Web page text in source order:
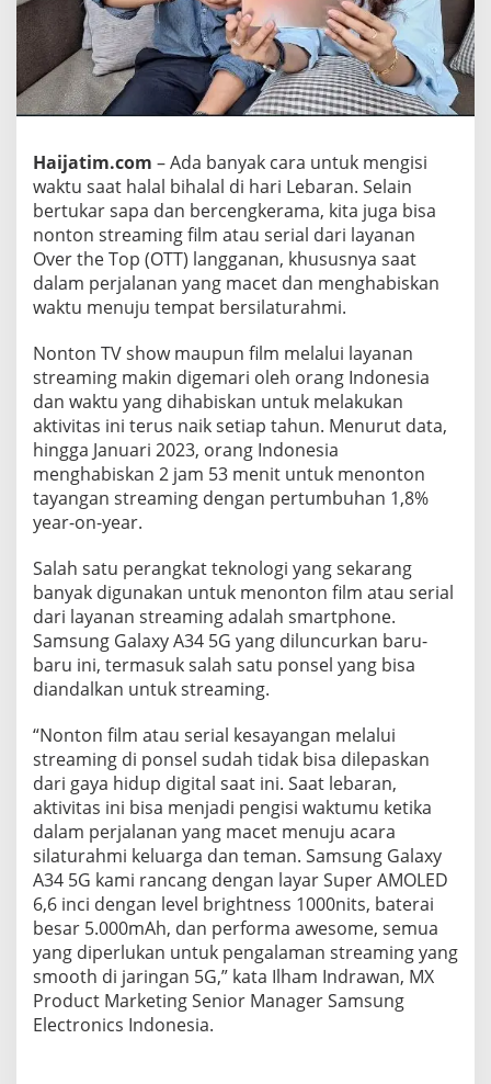
S
e
r
S
a
t
H
a
l
a
B
i
h
a
l
L
e
b
a
r
a
Haijatim.com – Ada banyak cara untuk mengisi
waktu saat halal bihalal di hari Lebaran. Selain
bertukar sapa dan bercengkerama, kita juga bisa
nonton streaming film atau serial dari layanan
Over the Top (OTT) langganan, khususnya saat
dalam perjalanan yang macet dan menghabiskan
waktu menuju tempat bersilaturahmi.
Nonton TV show maupun film melalui layanan
streaming makin digemari oleh orang Indonesia
dan waktu yang dihabiskan untuk melakukan
aktivitas ini terus naik setiap tahun. Menurut data,
hingga Januari 2023, orang Indonesia
menghabiskan 2 jam 53 menit untuk menonton
tayangan streaming dengan pertumbuhan 1,8%
year-on-year.
Salah satu perangkat teknologi yang sekarang
banyak digunakan untuk menonton film atau serial
dari layanan streaming adalah smartphone.
Samsung Galaxy A34 5G yang diluncurkan baru-
baru ini, termasuk salah satu ponsel yang bisa
diandalkan untuk streaming.
“Nonton film atau serial kesayangan melalui
streaming di ponsel sudah tidak bisa dilepaskan
dari gaya hidup digital saat ini. Saat lebaran,
aktivitas ini bisa menjadi pengisi waktumu ketika
dalam perjalanan yang macet menuju acara
silaturahmi keluarga dan teman. Samsung Galaxy
A34 5G kami rancang dengan layar Super AMOLED
6,6 inci dengan level brightness 1000nits, baterai
besar 5.000mAh, dan performa awesome, semua
yang diperlukan untuk pengalaman streaming yang
smooth di jaringan 5G,” kata Ilham Indrawan, MX
Product Marketing Senior Manager Samsung
Electronics Indonesia.